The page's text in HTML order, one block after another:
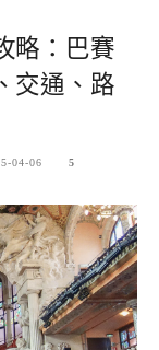
略：巴賽
交通、路
04-06 5